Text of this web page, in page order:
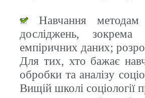
Навчання методам
досліджень, зокрема
емпіричних даних;
Для тих, хто бажає
обробки та аналізу
Вищій школі соціології